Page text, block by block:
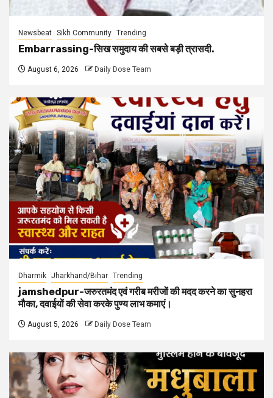
Newsbeat Sikh Community Trending
Embarrassing-सिख समुदाय की सबसे बड़ी त्रासदी.
August 6, 2026 Daily Dose Team
Dharmik Jharkhand/Bihar Trending
jamshedpur-जरुरतमंद एवं गरीब मरीजों की मदद करने का सुनहरा
मौका, दवाईयों की सेवा करके पुण्य लाभ कमाएं।
August 5, 2026 Daily Dose Team